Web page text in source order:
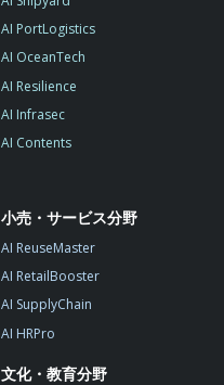
AI PortLogistics
AI OceanTech
AI Resilience
AI Infrasec
AI Contents
小売・サービス分野
AI ReuseMaster
AI RetailBooster
AI SupplyChain
AI HRPro
文化・教育分野